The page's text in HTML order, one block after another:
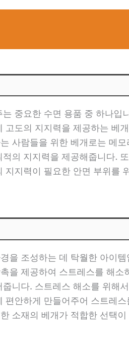
중요한 수면 용품 중 하나입
도의 지지력을 제공하는 베
사람들을 위한 베개로는 메
의 지지력을 제공해줍니다.
지력이 필요한 안면 부위를
을 조성하는 데 탁월한 아이
을 제공하여 스트레스를 해
니다. 스트레스 해소를 위해
안하게 만들어주어 스트레
소재의 베개가 적합한 선택이